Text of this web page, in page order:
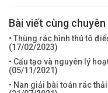
Bài viết cùng chuyên
• Thùng rác hình thú tô
(17/02/2023)
• Cấu tạo và nguyên lý
(05/11/2021)
• Nan giải bài toán rác